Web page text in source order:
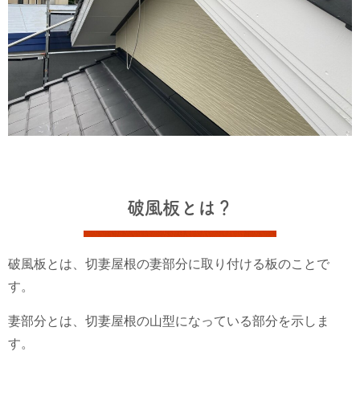
破風板とは？
破風板とは、切妻屋根の妻部分に取り付ける板のことで
す。
妻部分とは、切妻屋根の山型になっている部分を示しま
す。